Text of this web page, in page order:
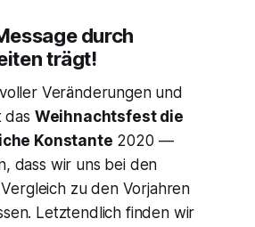
durch
trägt!
Veränderungen und
das Weihnachtsfest die
Konstante 2020 —
dass wir uns bei den
zu den Vorjahren
Letztendlich finden wir